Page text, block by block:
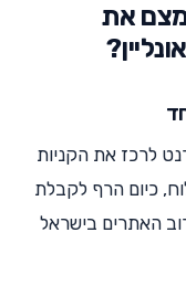
את
לרכז את הקניות
כיום הרף לקבלת
האתרים בישראל